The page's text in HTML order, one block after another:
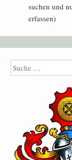
suchen und
erfassen)
Suche